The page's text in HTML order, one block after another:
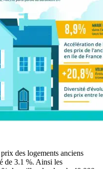
des logements anciens
de 3.1 %. Ainsi les